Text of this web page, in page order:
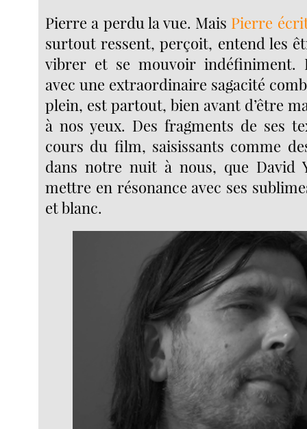
Pierre a perdu la vue. Mais Pierre
surtout ressent, perçoit, entend les
vibrer et se mouvoir indéfiniment.
avec une extraordinaire sagacité
plein, est partout, bien avant d’être
à nos yeux. Des fragments de ses
cours du film, saisissants comme
dans notre nuit à nous, que David
mettre en résonance avec ses
et blanc.